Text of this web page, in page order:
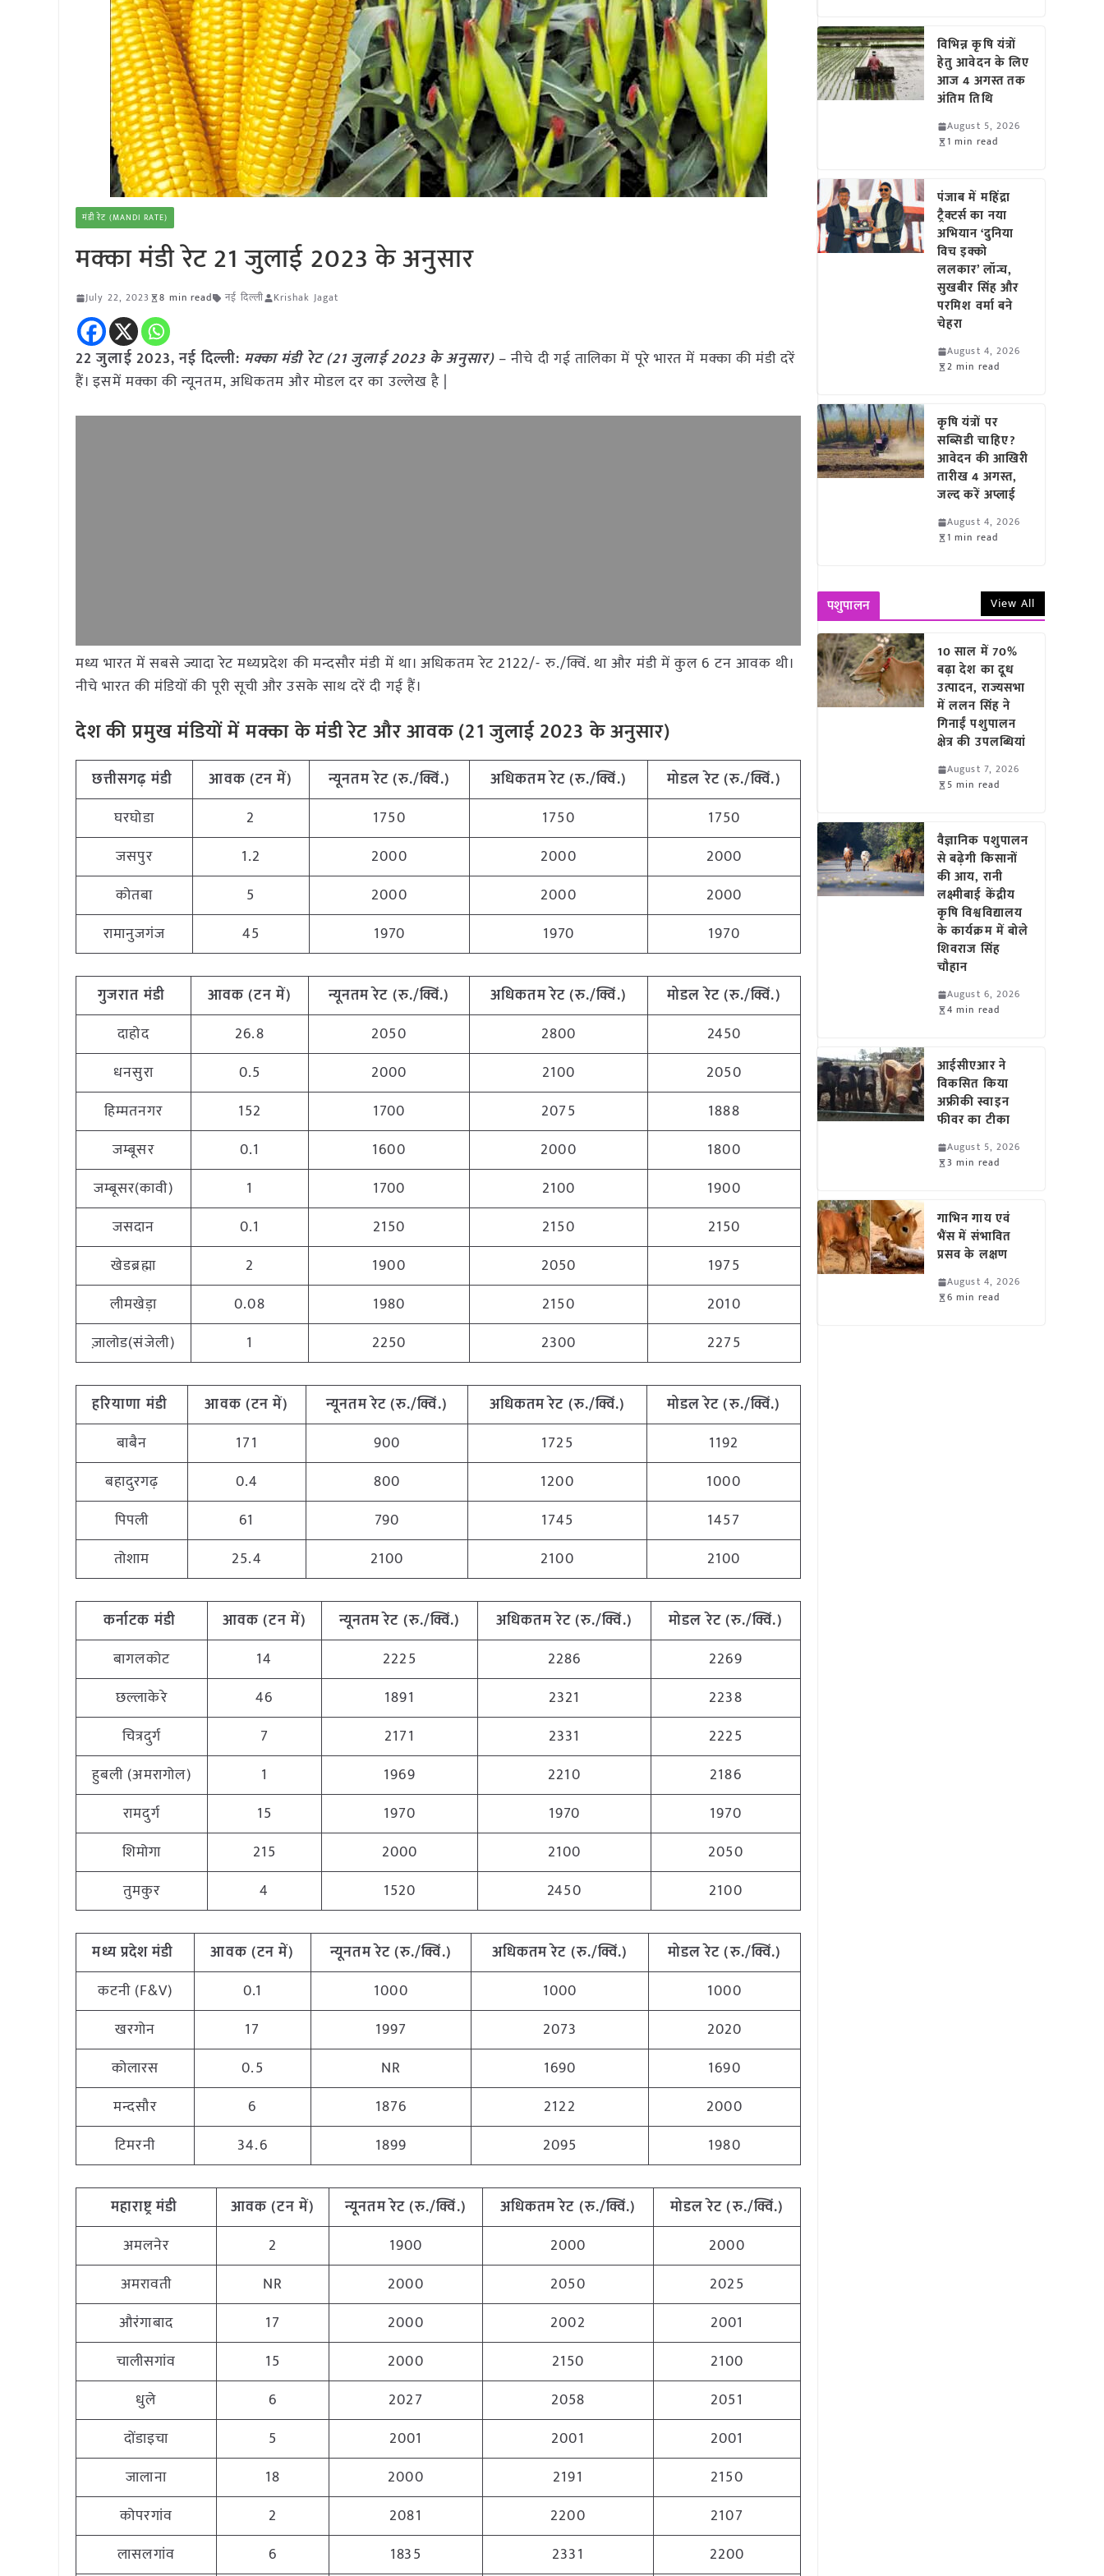
मंडी रेट (MANDI RATE)
मक्का मंडी रेट 21 जुलाई 2023 के अनुसार
July 22, 2023 8 min read नई दिल्ली Krishak Jagat
22 जुलाई 2023, नई दिल्ली: मक्कामंडी रेट (21 जुलाई2023 के अनुसार)– नीचे दी गई तालिका में पूरे भारत में मक्का की मंडी दरें
हैं। इसमें मक्का की न्यूनतम, अधिकतम और मोडल दर का उल्लेख है |
मध्य भारत में सबसे ज्यादा रेट मध्यप्रदेश की मन्दसौर मंडी में था। अधिकतम रेट 2122/- रु./क्विं. था और मंडी में कुल 6 टन आवक थी।
नीचे भारत की मंडियों की पूरी सूची और उसके साथ दरें दी गई हैं।
देश की प्रमुख मंडियों में मक्काके मंडी रेट और आवक (21 जुलाई 2023 के अनुसार)
छत्तीसगढ़मंडी आवक (टन में) न्यूनतमरेट (रु./क्विं.) अधिकतमरेट (रु./क्विं.) मोडल रेट(रु./क्विं.)
घरघोडा
2 1750 1750
1750
जसपुर
1.2 2000 2000
2000
कोतबा
5 2000 2000
2000
रामानुजगंज
45 1970 1970 1970
गुजरातमंडी आवक (टनमें) न्यूनतमरेट (रु./क्विं.) अधिकतमरेट (रु./क्विं.) मोडल रेट(रु./क्विं.)
दाहोद
26.8 2050 2800
2450
धनसुरा
0.5 2000 2100
2050
हिम्मतनगर
152 1700 2075
1888
जम्बूसर
0.1 1600 2000
1800
जम्बूसर(कावी)
1 1700 2100
1900
जसदान
0.1 2150 2150
2150
खेडब्रह्मा
2 1900 2050
1975
लीमखेड़ा
0.08 1980 2150
2010
ज़ालोड(संजेली)
1 2250 2300 2275
हरियाणा मंडी आवक (टन में) न्यूनतमरेट (रु./क्विं.) अधिकतमरेट (रु./क्विं.) मोडल रेट(रु./क्विं.)
बाबैन
171 900 1725
1192
बहादुरगढ़
0.4 800 1200
1000
पिपली
61 790 1745
1457
तोशाम
25.4 2100 2100 2100
कर्नाटकमंडी आवक (टनमें) न्यूनतमरेट (रु./क्विं.) अधिकतमरेट (रु./क्विं.) मोडल रेट(रु./क्विं.)
बागलकोट
14 2225 2286
2269
छल्लाकेरे
46 1891 2321
2238
चित्रदुर्ग
7 2171 2331
2225
हुबली (अमरागोल)
1 1969 2210
2186
रामदुर्ग
15 1970 1970
1970
शिमोगा
215 2000 2100
2050
तुमकुर
4 1520 2450 2100
मध्यप्रदेश मंडी आवक (टन में) न्यूनतमरेट (रु./क्विं.) अधिकतमरेट (रु./क्विं.) मोडल रेट(रु./क्विं.)
कटनी (F&V)
0.1 1000 1000
1000
खरगोन
17 1997 2073
2020
कोलारस
0.5 NR 1690
1690
मन्दसौर
6 1876 2122
2000
टिमरनी
34.6 1899 2095 1980
महाराष्ट्रमंडी आवक (टनमें) न्यूनतमरेट (रु./क्विं.) अधिकतमरेट (रु./क्विं.) मोडल रेट(रु./क्विं.)
अमलनेर
2 1900 2000
2000
अमरावती
NR 2000 2050
2025
औरंगाबाद
17 2000 2002
2001
चालीसगांव
15 2000 2150
2100
धुले
6 2027 2058
2051
दोंडाइचा
5 2001 2001
2001
जालाना
18 2000 2191
2150
कोपरगांव
2 2081 2200
2107
लासलगांव
6 1835 2331 2200
विभिन्न कृषि यंत्रों
हेतु आवेदन के लिए
आज 4 अगस्त तक
अंतिम तिथि
August 5, 2026
1 min read
पंजाब में महिंद्रा
ट्रैक्टर्स का नया
अभियान ‘दुनिया
विच इक्को
ललकार’ लॉन्च,
सुखबीर सिंह और
परमिश वर्मा बने
चेहरा
August 4, 2026
2 min read
कृषि यंत्रों पर
सब्सिडी चाहिए?
आवेदन की आखिरी
तारीख 4 अगस्त,
जल्द करें अप्लाई
August 4, 2026
1 min read
पशुपालन View All
10 साल में 70%
बढ़ा देश का दूध
उत्पादन, राज्यसभा
में ललन सिंह ने
गिनाईं पशुपालन
क्षेत्र की उपलब्धियां
August 7, 2026
5 min read
वैज्ञानिक पशुपालन
से बढ़ेगी किसानों
की आय, रानी
लक्ष्मीबाई केंद्रीय
कृषि विश्वविद्यालय
के कार्यक्रम में बोले
शिवराज सिंह
चौहान
August 6, 2026
4 min read
आईसीएआर ने
विकसित किया
अफ्रीकी स्वाइन
फीवर का टीका
August 5, 2026
3 min read
गाभिन गाय एवं
भैंस में संभावित
प्रसव के लक्षण
August 4, 2026
6 min read